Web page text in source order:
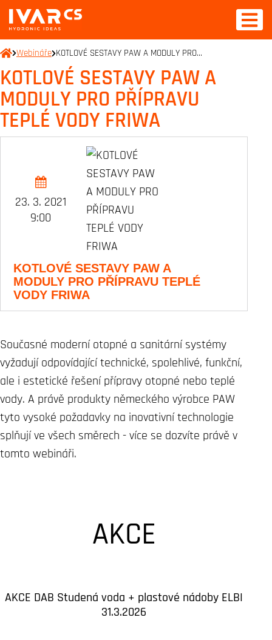
Webináře KOTLOVÉ SESTAVY PAW A MODULY PRO…
KOTLOVÉ SESTAVY PAW A
MODULY PRO PŘÍPRAVU
TEPLÉ VODY FRIWA
23. 3. 2021
9:00
KOTLOVÉ SESTAVY PAW A
MODULY PRO PŘÍPRAVU TEPLÉ
VODY FRIWA
Současné moderní otopné a sanitární systémy
vyžadují odpovídající technické, spolehlivé, funkční,
ale i estetické řešení přípravy otopné nebo teplé
vody. A právě produkty německého výrobce PAW
tyto vysoké požadavky na inovativní technologie
splňují ve všech směrech - více se dozvíte právě v
tomto webináři.
AKCE
AKCE DAB Studená voda + plastové nádoby ELBI
31.3.2026